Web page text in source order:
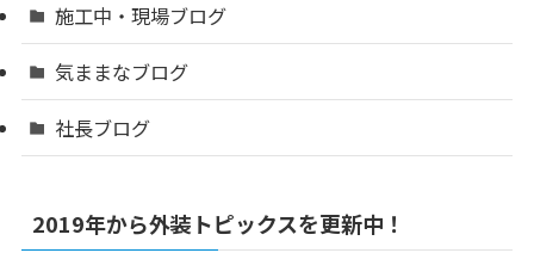
施工中・現場ブログ
気ままなブログ
社長ブログ
2019年から外装トピックスを更新中！